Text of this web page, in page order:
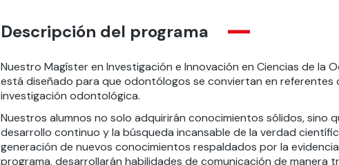
Descripción del programa
Nuestro Magíster en Investigación e Innovación en Ciencias de la
está diseñado para que odontólogos se conviertan en referentes
investigación odontológica.
Nuestros alumnos no solo adquirirán conocimientos sólidos, sino
desarrollo continuo y la búsqueda incansable de la verdad
generación de nuevos conocimientos respaldados por la
programa, desarrollarán habilidades de comunicación de manera